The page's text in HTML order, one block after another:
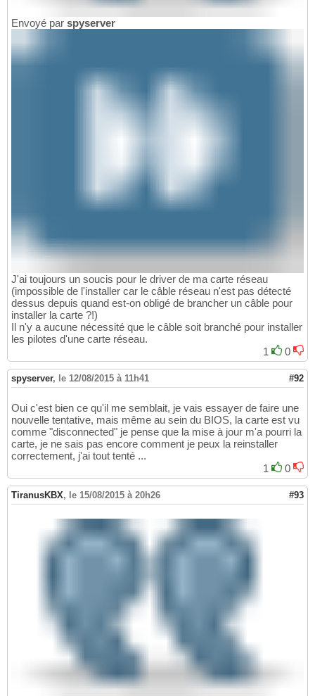
Envoyé par spyserver
J'ai toujours un soucis pour le driver de ma carte réseau
(impossible de l'installer car le câble réseau n'est pas détecté
dessus depuis quand est-on obligé de brancher un câble pour
installer la carte ?!)
Il n'y a aucune nécessité que le câble soit branché pour installer
les pilotes d'une carte réseau.
1
0
spyserver, le 12/08/2015 à 11h41 #92
Oui c'est bien ce qu'il me semblait, je vais essayer de faire une
nouvelle tentative, mais même au sein du BIOS, la carte est vu
comme "disconnected" je pense que la mise à jour m'a pourri la
carte, je ne sais pas encore comment je peux la reinstaller
correctement, j'ai tout tenté ...
1
0
TiranusKBX, le 15/08/2015 à 20h26 #93